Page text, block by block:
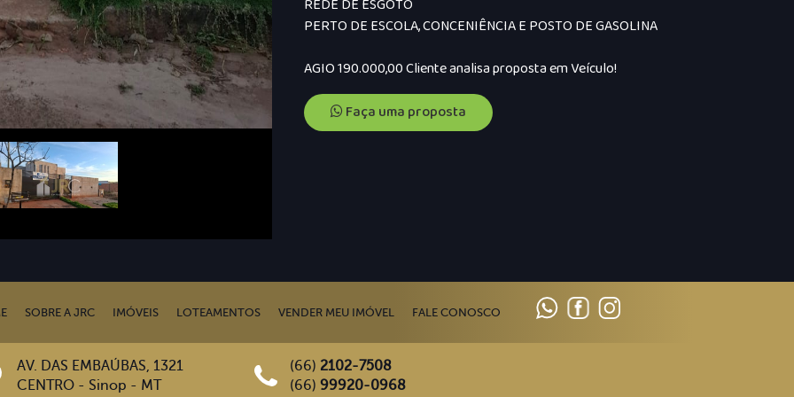
PERTO DE ESCOLA, CONCENIÊNCIA E POSTO DE GASOLINA
AGIO 190.000,00 Cliente analisa proposta em Veículo!
Faça uma proposta
SOBRE A JRC IMÓVEIS LOTEAMENTOS VENDER MEU IMÓVEL FALE CONOSCO
AV. DAS EMBAÚBAS, 1321
CENTRO - Sinop - MT
(66) 2102-7508
(66) 99920-0968